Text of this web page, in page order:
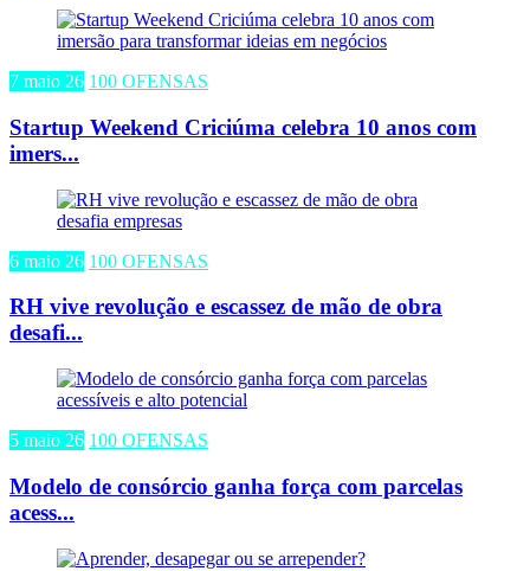
7 maio 26 100 OFENSAS
Startup Weekend Criciúma celebra 10 anos com
imers...
6 maio 26 100 OFENSAS
RH vive revolução e escassez de mão de obra
desafi...
5 maio 26 100 OFENSAS
Modelo de consórcio ganha força com parcelas
acess...